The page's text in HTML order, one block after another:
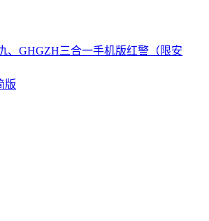
、GHGZH三合一手机版红警（限安